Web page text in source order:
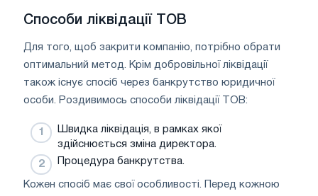
Способи ліквідації ТОВ
Для того, щоб закрити компанію, потрібно обрати
оптимальний метод. Крім добровільної ліквідації
також існує спосіб через банкрутство юридичної
особи. Роздивимось способи ліквідації ТОВ:
Швидка ліквідація, в рамках якої
здійснюється зміна директора.
Процедура банкрутства.
Кожен спосіб має свої особливості. Перед кожною